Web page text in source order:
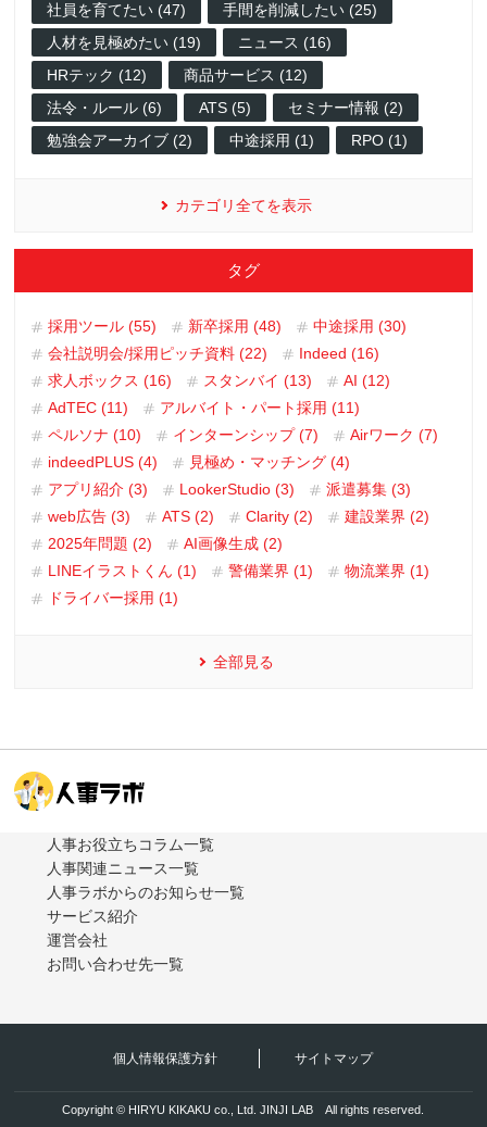
社員を育てたい (47)
手間を削減したい (25)
人材を見極めたい (19)
ニュース (16)
HRテック (12)
商品サービス (12)
法令・ルール (6)
ATS (5)
セミナー情報 (2)
勉強会アーカイブ (2)
中途採用 (1) RPO (1)
カテゴリ全てを表示
タグ
採用ツール (55) 新卒採用 (48)
中途採用 (30)
会社説明会/採用ピッチ資料 (22)
Indeed (16)
求人ボックス (16)
スタンバイ (13)
AI (12)
AdTEC (11)
アルバイト・パート採用 (11)
ペルソナ (10)
インターンシップ (7)
Airワーク (7)
indeedPLUS (4)
見極め・マッチング (4)
アプリ紹介 (3)
LookerStudio (3)
派遣募集 (3)
web広告 (3)
ATS (2) Clarity (2)
建設業界 (2)
2025年問題 (2)
AI画像生成 (2)
LINEイラストくん (1)
警備業界 (1)
物流業界 (1)
ドライバー採用 (1)
全部見る
人事お役立ちコラム一覧
人事関連ニュース一覧
人事ラボからのお知らせ一覧
サービス紹介
運営会社
お問い合わせ先一覧
個人情報保護方針 サイトマップ
Copyright © HIRYU KIKAKU co., Ltd. JINJI LAB All rights reserved.